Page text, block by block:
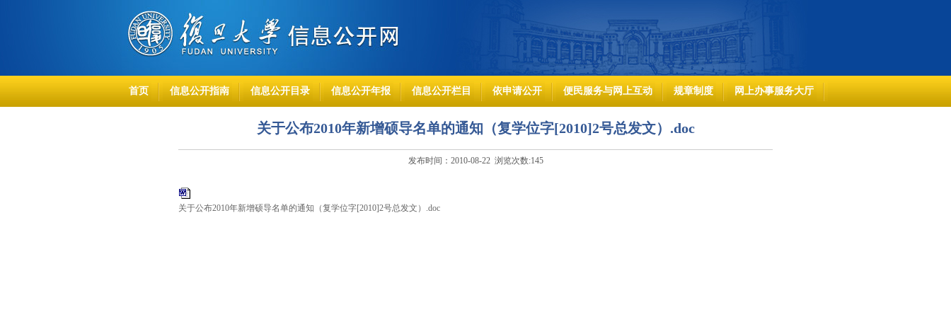
首页 信息公开指南 信息公开目录 信息公开年报 信息公开栏目 依申请公开 便民服务与网上互动 规章制度 网上办事服务大厅
关于公布2010年新增硕导名单的通知（复学位字[2010]2号总发文）.doc
发布时间：2010-08-22 浏览次数:145
关于公布2010年新增硕导名单的通知（复学位字[2010]2号总发文）.doc